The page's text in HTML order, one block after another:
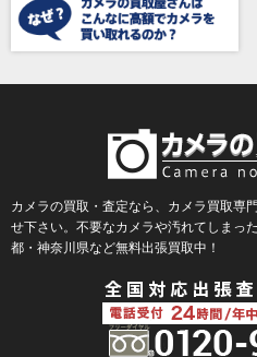
BERGEON（ベルジョン）
Blackmagic Design（ブラックマジ
BLACKRAPID （ブラックラピッド
BLaKPIXEL（ブラックピクセル）
Bokkeh（ボケ）
Bolsey（ボルシー）
BRAUN（ブラウン）
カメラの買取・査定なら、カメラ買取専
せ下さい。不要なカメラや汚れてしまっ
都・神奈川県など無料出張買取中！